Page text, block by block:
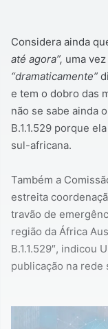
Considera ainda
até agora”, uma
“dramaticamente”
e tem o dobro das
não se sabe ainda
B.1.1.529 porque
sul-africana.
Também a
estreita
travão de
região da África
B.1.1.529″, indicou
publicação na rede